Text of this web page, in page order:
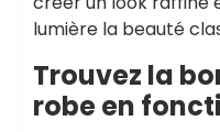
lumière la beauté
Trouvez la
robe en